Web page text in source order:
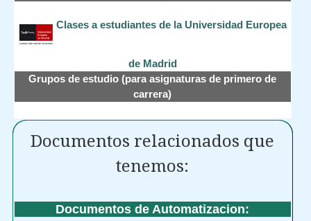
Clases a estudiantes de la Universidad Europea
de Madrid
Grupos de estudio (para asignaturas de primero de
carrera)
Documentos relacionados que
tenemos:
Documentos de Automatizacion: